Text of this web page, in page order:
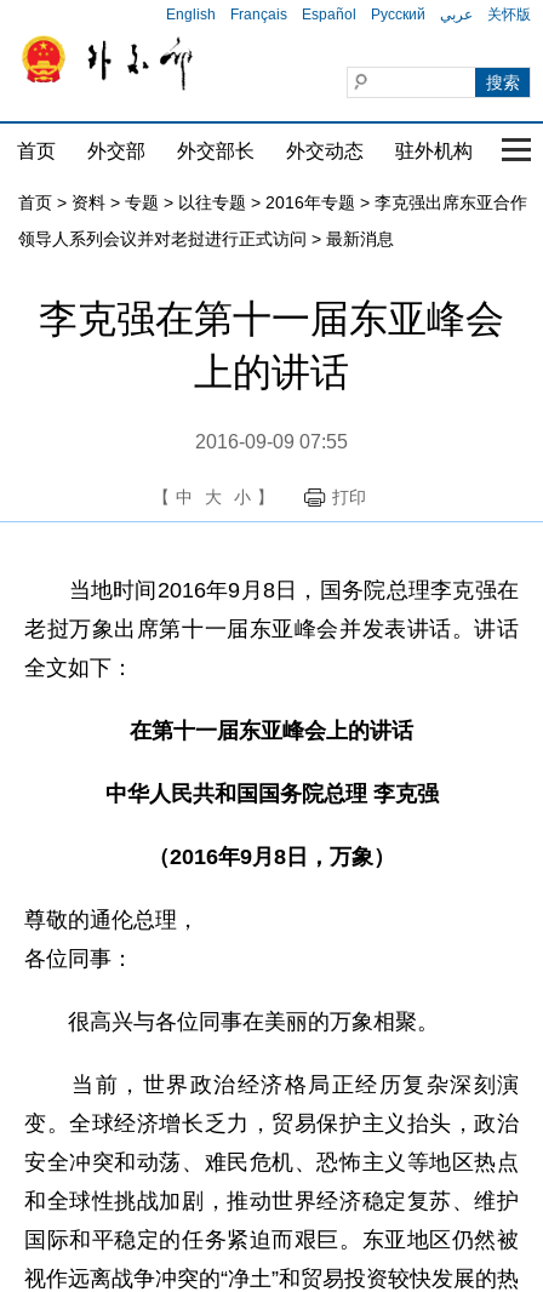
English Français Español Русский عربي 关怀版
首页 外交部 外交部长 外交动态 驻外机构 国
首页 > 资料 > 专题 > 以往专题 > 2016年专题 > 李克强出席东亚合作
领导人系列会议并对老挝进行正式访问 > 最新消息
李克强在第十一届东亚峰会
上的讲话
2016-09-09 07:55
【 中 大 小 】 打印
当地时间2016年9月8日，国务院总理李克强在
老挝万象出席第十一届东亚峰会并发表讲话。讲话
全文如下：
在第十一届东亚峰会上的讲话
中华人民共和国国务院总理 李克强
（2016年9月8日，万象）
尊敬的通伦总理，
各位同事：
很高兴与各位同事在美丽的万象相聚。
当前，世界政治经济格局正经历复杂深刻演
变。全球经济增长乏力，贸易保护主义抬头，政治
安全冲突和动荡、难民危机、恐怖主义等地区热点
和全球性挑战加剧，推动世界经济稳定复苏、维护
国际和平稳定的任务紧迫而艰巨。东亚地区仍然被
视作远离战争冲突的“净土”和贸易投资较快发展的热